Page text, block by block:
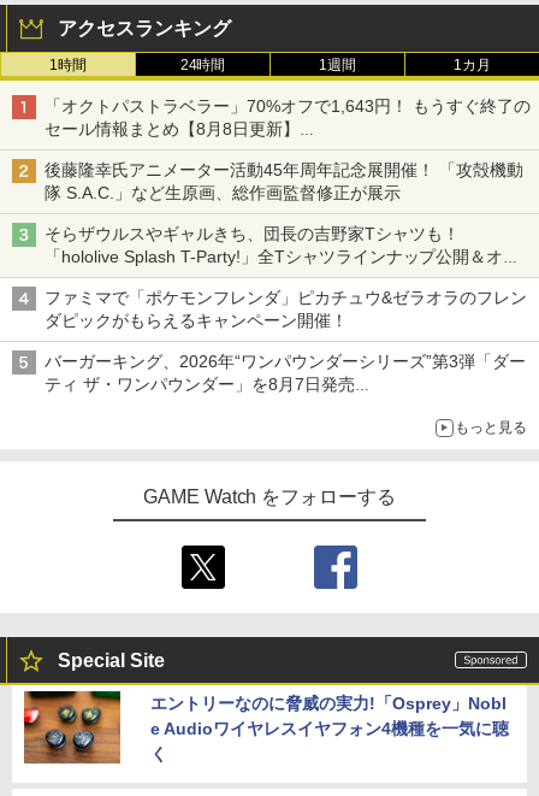
アクセスランキング
1時間 24時間 1週間 1カ月
「オクトパストラベラー」70%オフで1,643円！ もうすぐ終了の
セール情報まとめ【8月8日更新】
ニンテンドーeショップでは「大神 絶景版」が67%オフで990円
後藤隆幸氏アニメーター活動45年周年記念展開催！ 「攻殻機動
隊 S.A.C.」など生原画、総作画監督修正が展示
そらザウルスやギャルきち、団長の吉野家Tシャツも！
「hololive Splash T-Party!」全Tシャツラインナップ公開＆オン
ライン販売開始
ファミマで「ポケモンフレンダ」ピカチュウ&ゼラオラのフレン
ダピックがもらえるキャンペーン開催！
バーガーキング、2026年“ワンパウンダーシリーズ”第3弾「ダー
ティ ザ・ワンパウンダー」を8月7日発売
もっと見る
GAME Watch をフォローする
Special Site
エントリーなのに脅威の実力!「Osprey」Nobl
e Audioワイヤレスイヤフォン4機種を一気に聴
く